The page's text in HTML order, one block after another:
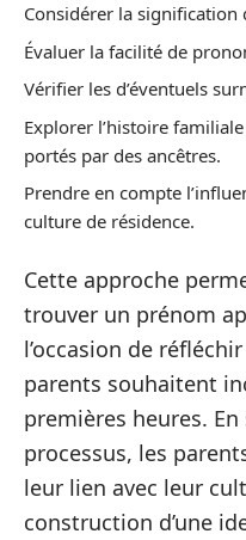
Considérer la signification
Évaluer la facilité de
Vérifier les d’éventuels
Explorer l’histoire
portés par des ancêtres.
Prendre en compte
culture de résidence.
Cette approche
trouver un prénom
l’occasion de
parents souhaitent
premières heures.
processus, les
leur lien avec leur
construction d’une